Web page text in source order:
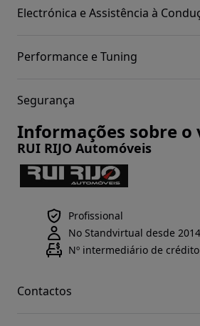
Electrónica e Assistência à
Performance e Tuning
Segurança
Informações sobre o
RUI RIJO Automóveis
Profissional
No Standvirtual desde 2014
Nº intermediário de crédito
Contactos